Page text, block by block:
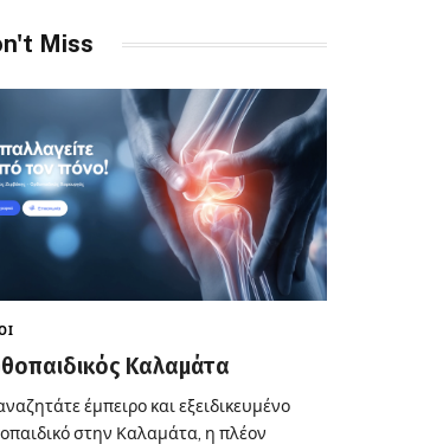
Miss
Καλαμάτα
έμπειρο και εξειδικευμένο
στην Καλαμάτα, η πλέον